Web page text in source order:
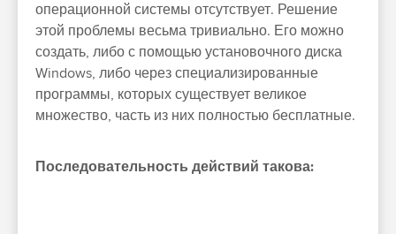
операционной системы отсутствует. Решение
этой проблемы весьма тривиально. Его можно
создать, либо с помощью установочного диска
Windows, либо через специализированные
программы, которых существует великое
множество, часть из них полностью бесплатные.
Последовательность действий такова: